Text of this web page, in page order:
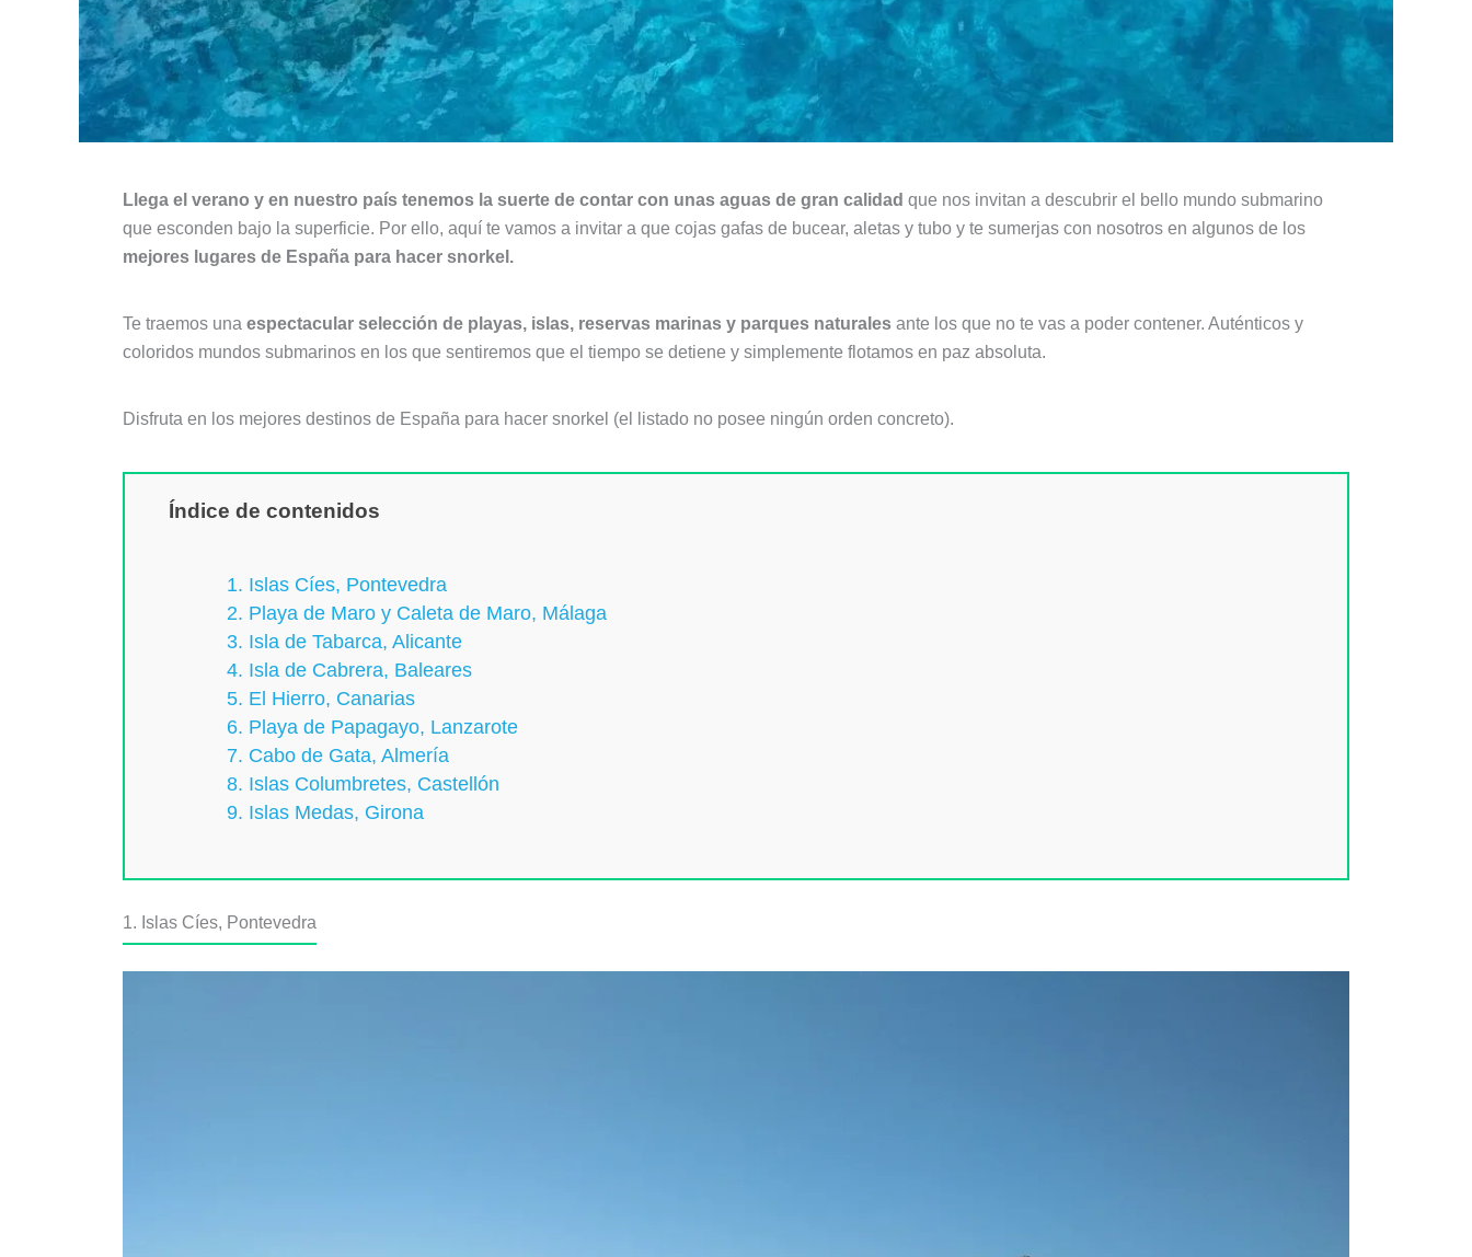
Llega el verano y en nuestro país tenemos la suerte de contar con unas aguas de gran calidad que nos invitan a descubrir el bello mundo submarino
que esconden bajo la superficie. Por ello, aquí te vamos a invitar a que cojas gafas de bucear, aletas y tubo y te sumerjas con nosotros en algunos de los
mejores lugares de España para hacer snorkel.
Te traemos una espectacular selección de playas, islas, reservas marinas y parques naturales ante los que no te vas a poder contener. Auténticos y
coloridos mundos submarinos en los que sentiremos que el tiempo se detiene y simplemente flotamos en paz absoluta.
Disfruta en los mejores destinos de España para hacer snorkel (el listado no posee ningún orden concreto).
Índice de contenidos
1. Islas Cíes, Pontevedra
2. Playa de Maro y Caleta de Maro, Málaga
3. Isla de Tabarca, Alicante
4. Isla de Cabrera, Baleares
5. El Hierro, Canarias
6. Playa de Papagayo, Lanzarote
7. Cabo de Gata, Almería
8. Islas Columbretes, Castellón
9. Islas Medas, Girona
1. Islas Cíes, Pontevedra